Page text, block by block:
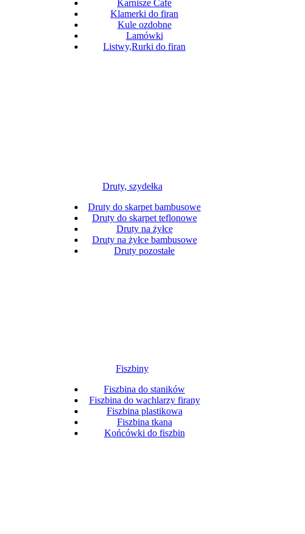
Karnisze Cafe
Klamerki do firan
Kule ozdobne
Lamówki
Listwy,Rurki do firan
Druty, szydełka
Druty do skarpet bambusowe
Druty do skarpet teflonowe
Druty na żyłce
Druty na żyłce bambusowe
Druty pozostałe
Fiszbiny
Fiszbina do staników
Fiszbina do wachlarzy firany
Fiszbina plastikowa
Fiszbina tkana
Końcówki do fiszbin